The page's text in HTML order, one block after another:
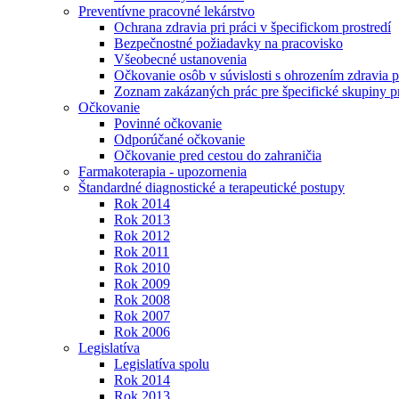
Preventívne pracovné lekárstvo
Ochrana zdravia pri práci v špecifickom prostredí
Bezpečnostné požiadavky na pracovisko
Všeobecné ustanovenia
Očkovanie osôb v súvislosti s ohrozením zdravia
Zoznam zakázaných prác pre špecifické skupiny
Očkovanie
Povinné očkovanie
Odporúčané očkovanie
Očkovanie pred cestou do zahraničia
Farmakoterapia - upozornenia
Štandardné diagnostické a terapeutické postupy
Rok 2014
Rok 2013
Rok 2012
Rok 2011
Rok 2010
Rok 2009
Rok 2008
Rok 2007
Rok 2006
Legislatíva
Legislatíva spolu
Rok 2014
Rok 2013